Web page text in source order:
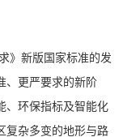
》新版国家标准的发
、更严要求的新阶
、环保指标及智能化
复杂多变的地形与路